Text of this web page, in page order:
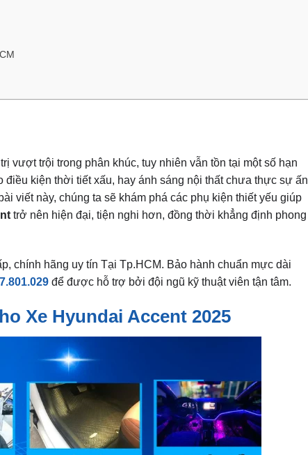
vượt trội trong phân khúc, tuy nhiên vẫn tồn tại một số hạn
kiện thời tiết xấu, hay ánh sáng nội thất chưa thực sự ấn
viết này, chúng ta sẽ khám phá các phụ kiện thiết yếu giúp
trở nên hiện đại, tiện nghi hơn, đồng thời khẳng định phong
chính hãng uy tín Tại Tp.HCM. Bảo hành chuẩn mực dài
để được hỗ trợ bởi đội ngũ kỹ thuật viên tận tâm.
Xe Hyundai Accent 2025